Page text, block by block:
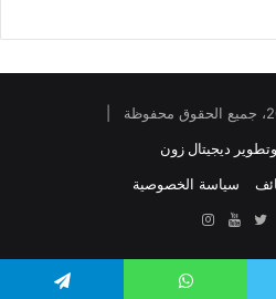
ديجيتال زون
سياسة الخصوصية